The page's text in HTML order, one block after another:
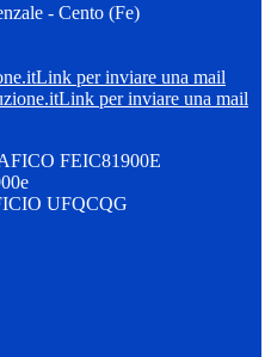
- Cento (Fe)
Link per inviare una mail
Link per inviare una mail
FEIC81900E
UFQCQG